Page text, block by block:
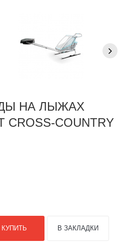
НА ЛЫЖАХ
CROSS-COUNTRY
КУПИТЬ В ЗАКЛАДКИ